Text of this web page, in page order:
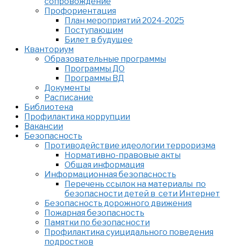
Профориентация
План мероприятий 2024-2025
Поступающим
Билет в будущее
Кванториум
Образовательные программы
Программы ДО
Программы ВД
Документы
Расписание
Библиотека
Профилактика коррупции
Вакансии
Безопасность
Противодействие идеологии терроризма
Нормативно-правовые акты
Общая информация
Информационная безопасность
Перечень ссылок на материалы по
безопасности детей в сети Интернет
Безопасность дорожного движения
Пожарная безопасность
Памятки по безопасности
Профилактика суицидального поведения
подростков